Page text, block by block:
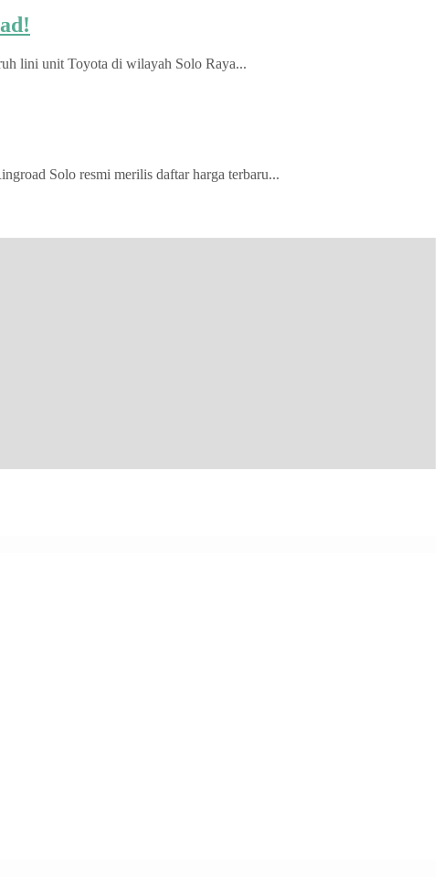
lini unit Toyota di wilayah Solo Raya...
Solo resmi merilis daftar harga terbaru...